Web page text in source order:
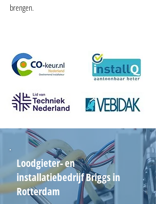
brengen.
Loodgieter- en
installatiebedrijf Briggs in
Rotterdam